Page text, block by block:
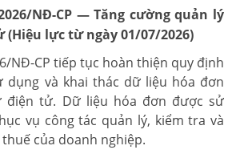
NĐ-CP — Tăng cường quản lý
(Hiệu lực từ ngày 01/07/2026)
NĐ-CP tiếp tục hoàn thiện quy định
dụng và khai thác dữ liệu hóa đơn
điện tử. Dữ liệu hóa đơn được sử
vụ công tác quản lý, kiểm tra và
của doanh nghiệp.